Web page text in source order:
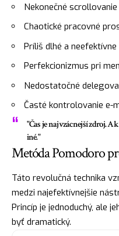
Nekonečné
Chaotické pracovné
Príliš dlhé a
Perfekcionizmus pri
Nedostatočné
Časté kontrolovanie e-
"Čas je najvzácnejší zdroj.
iné."
Metóda Pomodoro
Táto revolučná technika
medzi najefektívnejšie
Princíp je jednoduchý, ale
byť dramatický.